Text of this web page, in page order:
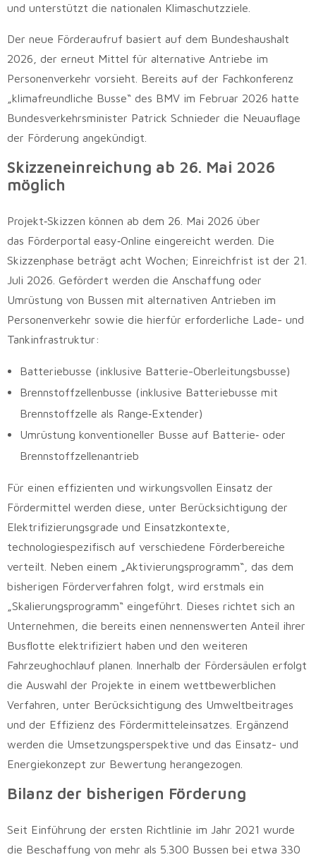
und unterstützt die nationalen Klimaschutzziele.
Der neue Förderaufruf basiert auf dem Bundeshaushalt
2026, der erneut Mittel für alternative Antriebe im
Personenverkehr vorsieht. Bereits auf der Fachkonferenz
„klimafreundliche Busse“ des BMV im Februar 2026 hatte
Bundesverkehrsminister Patrick Schnieder die Neuauflage
der Förderung angekündigt.
Skizzeneinreichung ab 26. Mai 2026
möglich
Projekt‑Skizzen können ab dem 26. Mai 2026 über
das Förderportal easy‑Online eingereicht werden. Die
Skizzenphase beträgt acht Wochen; Einreichfrist ist der 21.
Juli 2026. Gefördert werden die Anschaffung oder
Umrüstung von Bussen mit alternativen Antrieben im
Personenverkehr sowie die hierfür erforderliche Lade- und
Tankinfrastruktur:
Batteriebusse (inklusive Batterie-Oberleitungsbusse)
Brennstoffzellenbusse (inklusive Batteriebusse mit
Brennstoffzelle als Range‑Extender)
Umrüstung konventioneller Busse auf Batterie‑ oder
Brennstoffzellenantrieb
Für einen effizienten und wirkungsvollen Einsatz der
Fördermittel werden diese, unter Berücksichtigung der
Elektrifizierungsgrade und Einsatzkontexte,
technologiespezifisch auf verschiedene Förderbereiche
verteilt. Neben einem „Aktivierungsprogramm“, das dem
bisherigen Förderverfahren folgt, wird erstmals ein
„Skalierungsprogramm“ eingeführt. Dieses richtet sich an
Unternehmen, die bereits einen nennenswerten Anteil ihrer
Busflotte elektrifiziert haben und den weiteren
Fahrzeughochlauf planen. Innerhalb der Fördersäulen erfolgt
die Auswahl der Projekte in einem wettbewerblichen
Verfahren, unter Berücksichtigung des Umweltbeitrages
und der Effizienz des Fördermitteleinsatzes. Ergänzend
werden die Umsetzungsperspektive und das Einsatz- und
Energiekonzept zur Bewertung herangezogen.
Bilanz der bisherigen Förderung
Seit Einführung der ersten Richtlinie im Jahr 2021 wurde
die Beschaffung von mehr als 5.300 Bussen bei etwa 330